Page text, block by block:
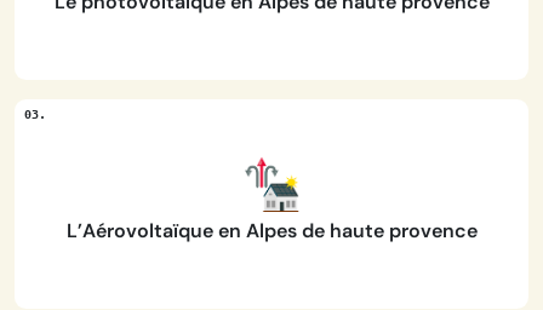
L’Aérovoltaïque en Alpes de haute provence